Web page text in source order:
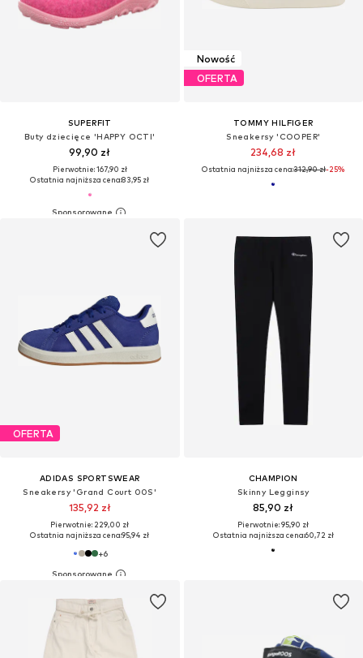
SUPERFIT
Buty dziecięce 'HAPPY OCTI'
99,90 zł
Pierwotnie: 167,90 zł
Ostatnia najniższa cena:83,95 zł
Nowość
OFERTA
TOMMY HILFIGER
Sneakersy 'COOPER'
234,68 zł
Ostatnia najniższa cena:312,90 zł-25%
OFERTA
ADIDAS SPORTSWEAR
Sneakersy 'Grand Court 00S'
135,92 zł
Pierwotnie: 229,00 zł
Ostatnia najniższa cena:95,94 zł
+6
CHAMPION
Skinny Legginsy
85,90 zł
Pierwotnie: 95,90 zł
Ostatnia najniższa cena:60,72 zł